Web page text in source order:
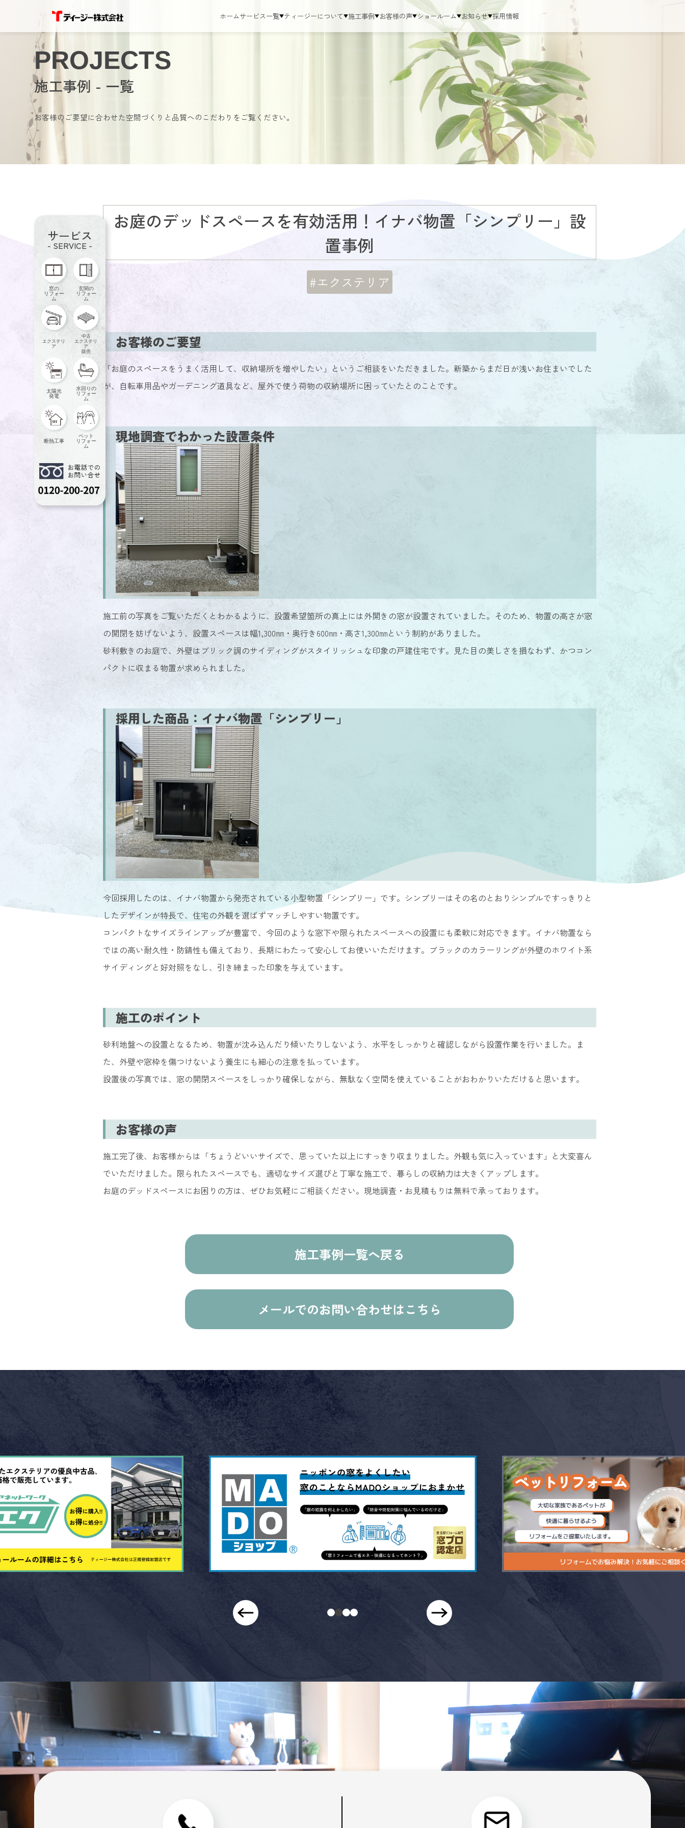
ホームサービス一覧 ティージーについて 施工事例 お客様の声 ショールーム お知らせ 採用情報
PROJECTS
施工事例 - 一覧
お客様のご要望に合わせた空間づくりと品質へのこだわりをご覧ください。
サービス
- SERVICE -
窓の
リフォー
ム
玄関の
リフォー
ム
エクステリ
ア
中古
エクステリ
ア
販売
太陽光
発電
水回りの
リフォー
ム
断熱工事
ペット
リフォー
ム
お庭のデッドスペースを有効活用！イナバ物置「シンプリー」設
置事例
#エクステリア
お客様のご要望
「お庭のスペースをうまく活用して、収納場所を増やしたい」というご相談をいただきました。新築からまだ日が浅いお住まいでした
が、自転車用品やガーデニング道具など、屋外で使う荷物の収納場所に困っていたとのことです。
現地調査でわかった設置条件
施工前の写真をご覧いただくとわかるように、設置希望箇所の真上には外開きの窓が設置されていました。そのため、物置の高さが窓
の開閉を妨げないよう、設置スペースは幅1,300㎜・奥行き600㎜・高さ1,300㎜という制約がありました。
砂利敷きのお庭で、外壁はブリック調のサイディングがスタイリッシュな印象の戸建住宅です。見た目の美しさを損なわず、かつコン
パクトに収まる物置が求められました。
採用した商品：イナバ物置「シンプリー」
今回採用したのは、イナバ物置から発売されている小型物置「シンプリー」です。シンプリーはその名のとおりシンプルですっきりと
したデザインが特長で、住宅の外観を選ばずマッチしやすい物置です。
コンパクトなサイズラインアップが豊富で、今回のような窓下や限られたスペースへの設置にも柔軟に対応できます。イナバ物置なら
ではの高い耐久性・防錆性も備えており、長期にわたって安心してお使いいただけます。ブラックのカラーリングが外壁のホワイト系
サイディングと好対照をなし、引き締まった印象を与えています。
施工のポイント
砂利地盤への設置となるため、物置が沈み込んだり傾いたりしないよう、水平をしっかりと確認しながら設置作業を行いました。ま
た、外壁や窓枠を傷つけないよう養生にも細心の注意を払っています。
設置後の写真では、窓の開閉スペースをしっかり確保しながら、無駄なく空間を使えていることがおわかりいただけると思います。
お客様の声
施工完了後、お客様からは「ちょうどいいサイズで、思っていた以上にすっきり収まりました。外観も気に入っています」と大変喜ん
でいただけました。限られたスペースでも、適切なサイズ選びと丁寧な施工で、暮らしの収納力は大きくアップします。
お庭のデッドスペースにお困りの方は、ぜひお気軽にご相談ください。現地調査・お見積もりは無料で承っております。
施工事例一覧へ戻る
メールでのお問い合わせはこちら